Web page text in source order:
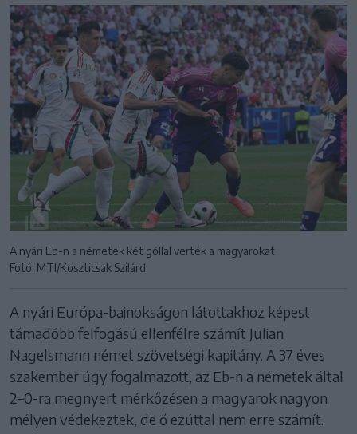
A nyári Eb-n a németek két góllal verték a magyarokat
Fotó: MTI/Koszticsák Szilárd
A nyári Európa-bajnokságon látottakhoz képest
támadóbb felfogású ellenfélre számít Julian
Nagelsmann német szövetségi kapitány. A 37 éves
szakember úgy fogalmazott, az Eb-n a németek által
2–0-ra megnyert mérkőzésen a magyarok nagyon
mélyen védekeztek, de ő ezúttal nem erre számít.